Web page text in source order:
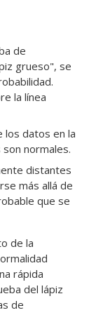
de
grueso", se
la línea
los datos en la
normales.
distantes
más allá de
que se
de la
rápida
del lápiz
de